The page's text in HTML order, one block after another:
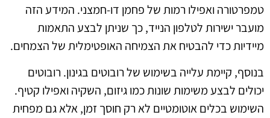
טמפרטורה ואפילו רמות של פחמן דו-חמצני. המידע הזה
מועבר ישירות לטלפון הנייד, כך שניתן לבצע התאמות
מיידיות כדי להבטיח את הצמיחה האופטימלית של הצמחים.
בנוסף, קיימת עלייה בשימוש של רובוטים בגינון. רובוטים
יכולים לבצע משימות שונות כמו גיזום, השקיה ואפילו קטיף.
השימוש בכלים אוטומטיים לא רק חוסך זמן, אלא גם מפחית